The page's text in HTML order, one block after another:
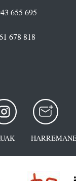
655 695
678 818